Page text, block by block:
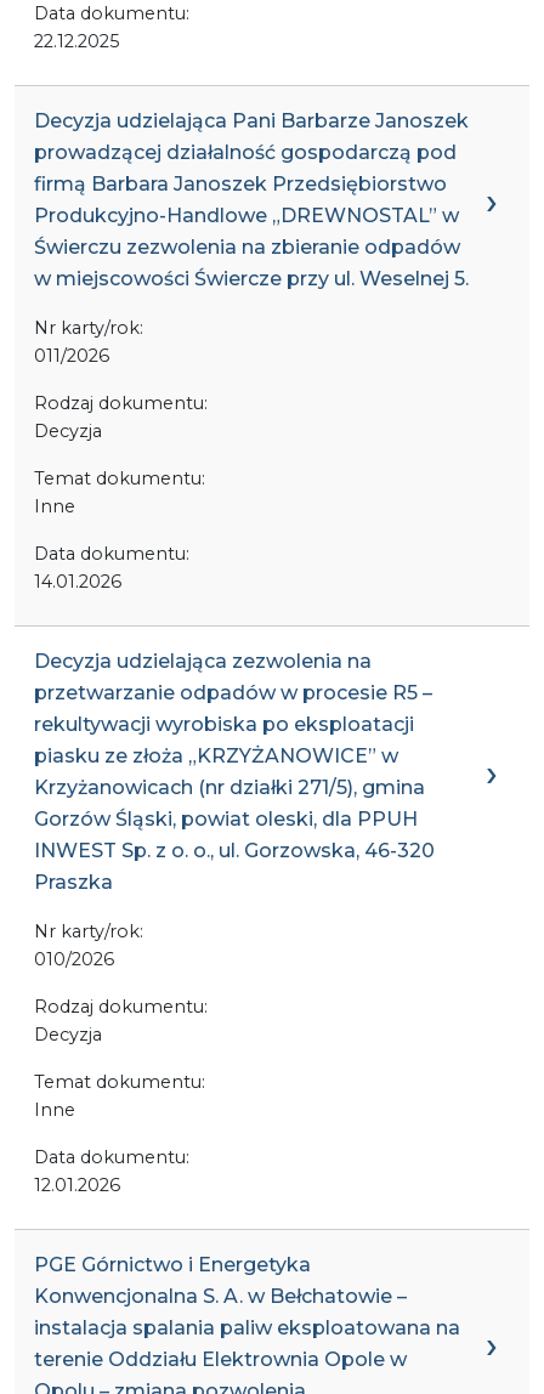
Data dokumentu:
22.12.2025
Decyzja udzielająca Pani Barbarze Janoszek
prowadzącej działalność gospodarczą pod
firmą Barbara Janoszek Przedsiębiorstwo
Produkcyjno-Handlowe „DREWNOSTAL” w
Świerczu zezwolenia na zbieranie odpadów
w miejscowości Świercze przy ul. Weselnej 5.
Nr karty/rok:
011/2026
Rodzaj dokumentu:
Decyzja
Temat dokumentu:
Inne
Data dokumentu:
14.01.2026
Decyzja udzielająca zezwolenia na
przetwarzanie odpadów w procesie R5 –
rekultywacji wyrobiska po eksploatacji
piasku ze złoża „KRZYŻANOWICE” w
Krzyżanowicach (nr działki 271/5), gmina
Gorzów Śląski, powiat oleski, dla PPUH
INWEST Sp. z o. o., ul. Gorzowska, 46-320
Praszka
Nr karty/rok:
010/2026
Rodzaj dokumentu:
Decyzja
Temat dokumentu:
Inne
Data dokumentu:
12.01.2026
PGE Górnictwo i Energetyka
Konwencjonalna S. A. w Bełchatowie –
instalacja spalania paliw eksploatowana na
terenie Oddziału Elektrownia Opole w